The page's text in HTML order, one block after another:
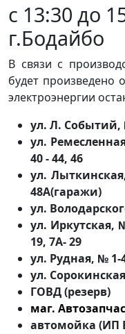
с 13:30 до
г.Бодайбо
В связи с
будет произведено
электроэнергии
ул. Л. Событий,
ул.
40 - 44, 46
ул.
48А(гаражи)
ул.
ул. Иркутская,
19, 7А- 29
ул. Рудная, № 1-
ул.
ГОВД (резерв)
маг.
автомойка (ИП